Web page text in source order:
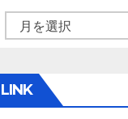
カ
イ
LINK